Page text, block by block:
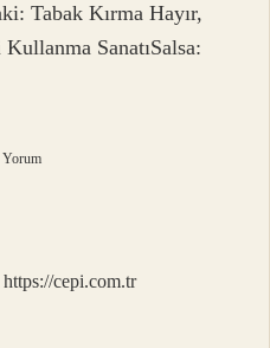
Tabak Kırma Hayır,
SanatıSalsa:
Yorum
https://cepi.com.tr